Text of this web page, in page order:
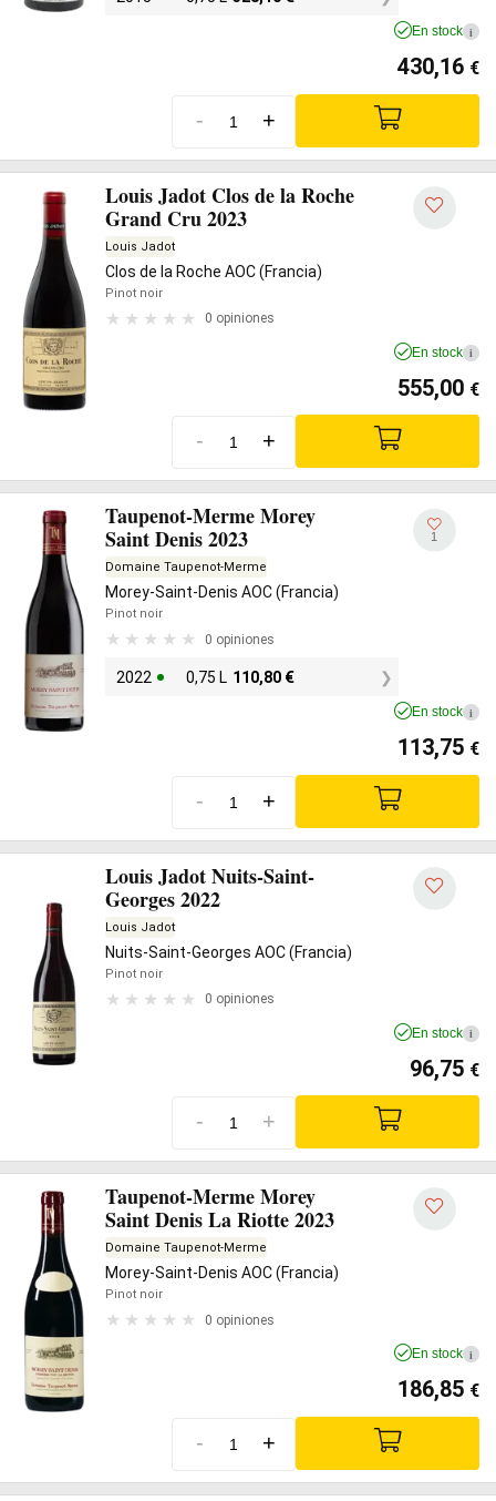
En stock i
430,16 €
- +
Louis Jadot Clos de la Roche
Grand Cru 2023
Louis Jadot
Clos de la Roche AOC (Francia)
Pinot noir
0 opiniones
En stock i
555,00 €
- +
Taupenot-Merme Morey
Saint Denis 2023
Domaine Taupenot-Merme
Morey-Saint-Denis AOC (Francia)
Pinot noir
0 opiniones
2022 0,75 L 110,80 €
1
En stock i
113,75 €
- +
Louis Jadot Nuits-Saint-
Georges 2022
Louis Jadot
Nuits-Saint-Georges AOC (Francia)
Pinot noir
0 opiniones
En stock i
96,75 €
- +
Taupenot-Merme Morey
Saint Denis La Riotte 2023
Domaine Taupenot-Merme
Morey-Saint-Denis AOC (Francia)
Pinot noir
0 opiniones
En stock i
186,85 €
- +